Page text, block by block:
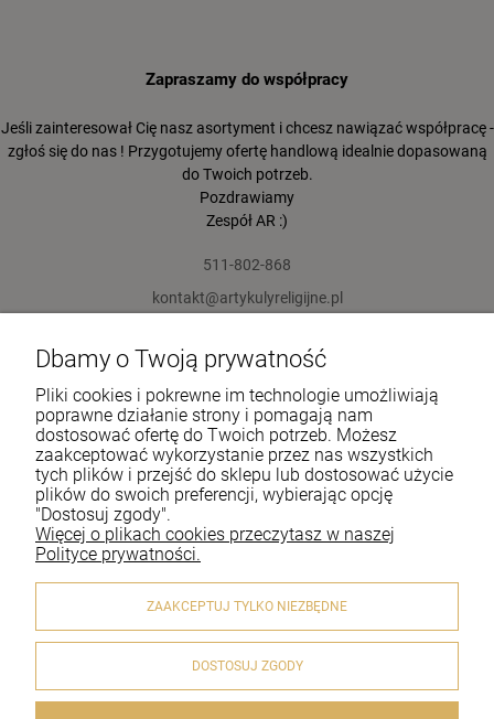
Zapraszamy do współpracy
Jeśli zainteresował Cię nasz asortyment i chcesz nawiązać współpracę -
zgłoś się do nas ! Przygotujemy ofertę handlową idealnie dopasowaną
do Twoich potrzeb.
Pozdrawiamy
Zespół AR :)
511-802-868
kontakt@artykulyreligijne.pl
Pomoc
Moje konto
Płatności i dostawa
Informacje
O nas
© 2020 artykulyreligijne.pl . Wszelkie prawa zastrzeżone.
Styl graficzny i aplikacje ShopGadget.pl
Sklep internetowy
Dbamy o Twoją prywatność
Pliki cookies i pokrewne im technologie umożliwiają
poprawne działanie strony i pomagają nam
dostosować ofertę do Twoich potrzeb. Możesz
zaakceptować wykorzystanie przez nas wszystkich
tych plików i przejść do sklepu lub dostosować użycie
plików do swoich preferencji, wybierając opcję
"Dostosuj zgody".
Więcej o plikach cookies przeczytasz w naszej
Polityce prywatności.
ZAAKCEPTUJ TYLKO NIEZBĘDNE
DOSTOSUJ ZGODY